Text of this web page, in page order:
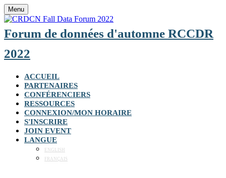
Menu
Forum de données d'automne RCCDR
2022
ACCUEIL
PARTENAIRES
CONFÉRENCIERS
RESSOURCES
CONNEXION/MON HORAIRE
S'INSCRIRE
JOIN EVENT
LANGUE
ENGLISH
FRANÇAIS